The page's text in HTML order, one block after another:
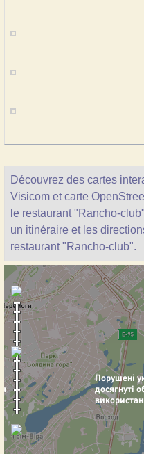
Découvrez des cartes
Visicom et carte
le restaurant "Rancho-
un itinéraire et les
restaurant "Rancho-club".